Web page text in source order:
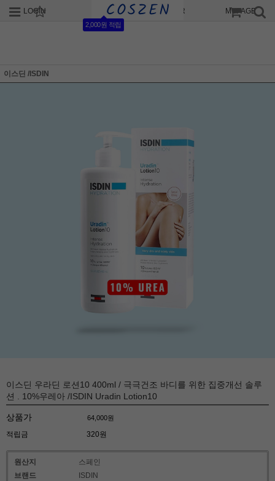
LOGIN JOIN
2,000원 적립
ORDER MYPAGE
이스딘 /ISDIN
이스딘 우라딘 로션10 400ml / 극극건조 바디를 위한 집중개선 솔루
션 . 10%우레아 /ISDIN Uradin Lotion10
상품가 64,000원
적립금 320원
원산지
스페인
브랜드
ISDIN